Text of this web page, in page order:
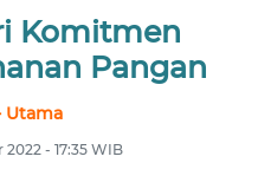
Komitmen
Pangan
Utama
2022 - 17:35 WIB